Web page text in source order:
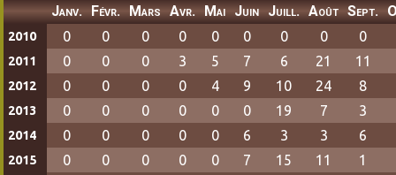
Janv. Févr. Mars Avr. Mai Juin Juill. Août Sept.
2010 0 0 0 0 0 0 0 0 0
2011 0 0 0 3 5 7 6 21 11
2012 0 0 0 0 4 9 10 24 8
2013 0 0 0 0 0 0 19 7 3
2014 0 0 0 0 0 6 3 3 6
2015 0 0 0 0 0 7 15 11 1